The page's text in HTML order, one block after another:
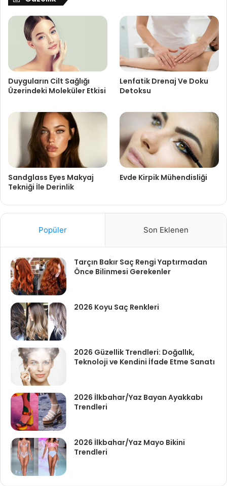
Duyguların Cilt Sağlığı
Üzerindeki Moleküler Etkisi
Lenfatik Drenaj Ve Doku
Detoksu
Sandglass Eyes Makyaj
Tekniği İle Derinlik
Evde Kirpik Mühendisliği
Popüler Son Eklenen
Tarçın Bakır Saç Rengi Yaptırmadan
Önce Bilinmesi Gerekenler
2026 Koyu Saç Renkleri
2026 Güzellik Trendleri: Doğallık,
Teknoloji ve Kendini İfade Etme Sanatı
2026 İlkbahar/Yaz Bayan Ayakkabı
Trendleri
2026 İlkbahar/Yaz Mayo Bikini
Trendleri